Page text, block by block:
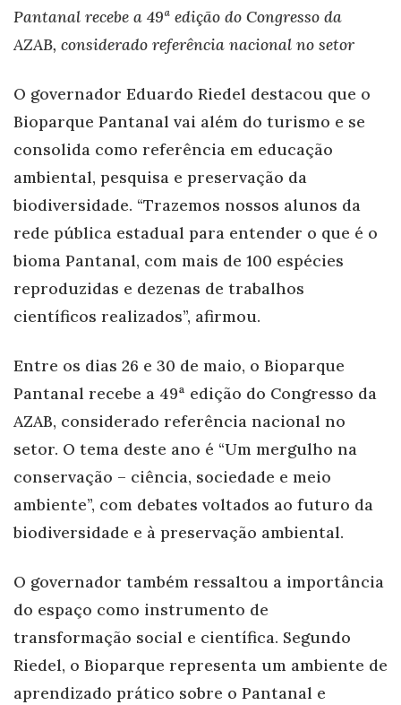
Pantanal recebe a 49ª edição do Congresso da
AZAB, considerado referência nacional no setor
O governador Eduardo Riedel destacou que o
Bioparque Pantanal vai além do turismo e se
consolida como referência em educação
ambiental, pesquisa e preservação da
biodiversidade. “Trazemos nossos alunos da
rede pública estadual para entender o que é o
bioma Pantanal, com mais de 100 espécies
reproduzidas e dezenas de trabalhos
científicos realizados”, afirmou.
Entre os dias 26 e 30 de maio, o Bioparque
Pantanal recebe a 49ª edição do Congresso da
AZAB, considerado referência nacional no
setor. O tema deste ano é “Um mergulho na
conservação – ciência, sociedade e meio
ambiente”, com debates voltados ao futuro da
biodiversidade e à preservação ambiental.
O governador também ressaltou a importância
do espaço como instrumento de
transformação social e científica. Segundo
Riedel, o Bioparque representa um ambiente de
aprendizado prático sobre o Pantanal e